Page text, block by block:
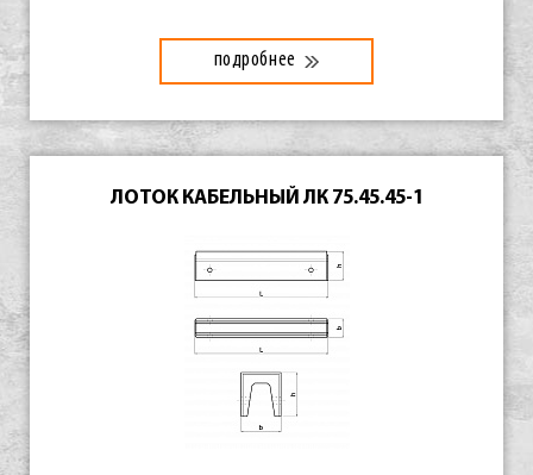
подробнее
ЛОТОК КАБЕЛЬНЫЙ ЛК 75.45.45-1